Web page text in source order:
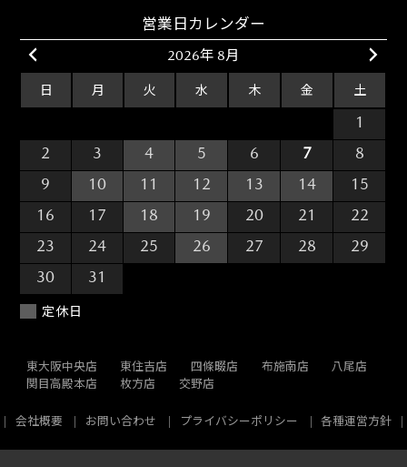
営業日カレンダー
2026年 8月
日 月 火 水 木 金 土
1
2
3 4 5 6 7
8
9
10 11 12 13 14
15
16
17 18 19 20 21
22
23
24 25 26 27 28
29
30
31
定休日
東大阪中央店 東住吉店 四條畷店 布施南店
八尾店
関目高殿本店
枚方店 交野店
会社概要 お問い合わせ プライバシーポリシー 各種運営方針